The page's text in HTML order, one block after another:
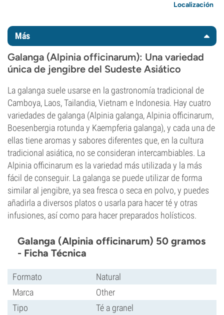
Localización
Más
Galanga (Alpinia officinarum): Una variedad
única de jengibre del Sudeste Asiático
La galanga suele usarse en la gastronomía tradicional de
Camboya, Laos, Tailandia, Vietnam e Indonesia. Hay cuatro
variedades de galanga (Alpinia galanga, Alpinia officinarum,
Boesenbergia rotunda y Kaempferia galanga), y cada una de
ellas tiene aromas y sabores diferentes que, en la cultura
tradicional asiática, no se consideran intercambiables. La
Alpinia officinarum es la variedad más utilizada y la más
fácil de conseguir. La galanga se puede utilizar de forma
similar al jengibre, ya sea fresca o seca en polvo, y puedes
añadirla a diversos platos o usarla para hacer té y otras
infusiones, así como para hacer preparados holísticos.
Galanga (Alpinia officinarum) 50 gramos
- Ficha Técnica
Formato
Natural
Marca
Other
Tipo
Té a granel